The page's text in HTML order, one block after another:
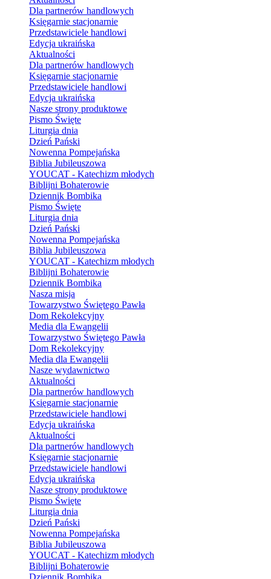
Dla partnerów handlowych
Księgarnie stacjonarnie
Przedstawiciele handlowi
Edycja ukraińska
Aktualności
Dla partnerów handlowych
Księgarnie stacjonarnie
Przedstawiciele handlowi
Edycja ukraińska
Nasze strony produktowe
Pismo Święte
Liturgia dnia
Dzień Pański
Nowenna Pompejańska
Biblia Jubileuszowa
YOUCAT - Katechizm młodych
Biblijni Bohaterowie
Dziennik Bombika
Pismo Święte
Liturgia dnia
Dzień Pański
Nowenna Pompejańska
Biblia Jubileuszowa
YOUCAT - Katechizm młodych
Biblijni Bohaterowie
Dziennik Bombika
Nasza misja
Towarzystwo Świętego Pawła
Dom Rekolekcyjny
Media dla Ewangelii
Towarzystwo Świętego Pawła
Dom Rekolekcyjny
Media dla Ewangelii
Nasze wydawnictwo
Aktualności
Dla partnerów handlowych
Księgarnie stacjonarnie
Przedstawiciele handlowi
Edycja ukraińska
Aktualności
Dla partnerów handlowych
Księgarnie stacjonarnie
Przedstawiciele handlowi
Edycja ukraińska
Nasze strony produktowe
Pismo Święte
Liturgia dnia
Dzień Pański
Nowenna Pompejańska
Biblia Jubileuszowa
YOUCAT - Katechizm młodych
Biblijni Bohaterowie
Dziennik Bombika